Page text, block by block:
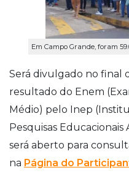
Em Campo Grande, foram
Será divulgado no final
resultado do Enem
Médio) pelo Inep
Pesquisas Educacionais
será aberto para
na Página do